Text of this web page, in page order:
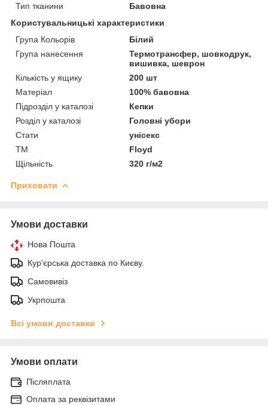
Тип тканини
Бавовна
Користувальницькі характеристики
Група Кольорів
Білий
Група нанесення
Термотрансфер, шовкодрук,
вишивка, шеврон
Кількість у ящику
200 шт
Матеріал
100% бавовна
Підрозділ у каталозі
Кепки
Розділ у каталозі
Головні убори
Стати
унісекс
ТМ
Floyd
Щільність
320 г/м2
Приховати
Умови доставки
Нова Пошта
Кур'єрська доставка по Києву.
Самовивіз
Укрпошта
Всі умови доставки
Умови оплати
Післяплата
Оплата за реквізитами